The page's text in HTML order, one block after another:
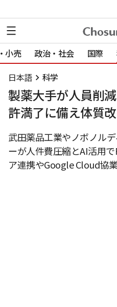
小売 政治・社会 国際
日本語 科学
製薬大手が人員削
許満了に備え体質
武田薬品工業やノボノル
ーが人件費圧縮とAI活用
ア連携やGoogle Cloud協